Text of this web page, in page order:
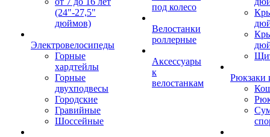
(24"-27,5"
дюймов)
Электровелосипеды
Горные
хардтейлы
Горные
двухподвесы
Городские
Гравийные
Шоссейные
под колесо
Велостанки
роллерные
Аксессуары
к
велостанкам
Рюкзаки